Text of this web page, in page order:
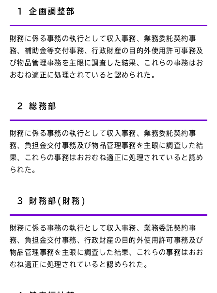
1 企画調整部
財務に係る事務の執行として収入事務、業務委託契約事
務、補助金等交付事務、行政財産の目的外使用許可事務及
び物品管理事務を主眼に調査した結果、これらの事務はお
おむね適正に処理されていると認められた。
2 総務部
財務に係る事務の執行として収入事務、業務委託契約事
務、負担金交付事務及び物品管理事務を主眼に調査した結
果、これらの事務はおおむね適正に処理されていると認め
られた。
3 財務部(財務)
財務に係る事務の執行として収入事務、業務委託契約事
務、負担金交付事務、行政財産の目的外使用許可事務及び
物品管理事務を主眼に調査した結果、これらの事務はおお
むね適正に処理されていると認められた。